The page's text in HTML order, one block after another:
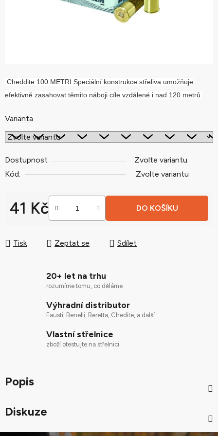
Cheddite 100 METRI Speciální konstrukce střeliva umožňuje
efektivně zasahovat těmito náboji cíle vzdálené i nad 120 metrů.
Varianta
Dostupnost
Zvolte variantu
Kód:
Zvolte variantu
41 Kč
Měrná cena:
DO KOŠÍKU
Tisk Zeptat se Sdílet
20+ let na trhu
rozumíme tomu, co děláme
Výhradní distributor
Fausti, Benelli, Beretta, Chedite, a další
Vlastní střelnice
zboží otestujte na střelnici
Popis
Diskuze